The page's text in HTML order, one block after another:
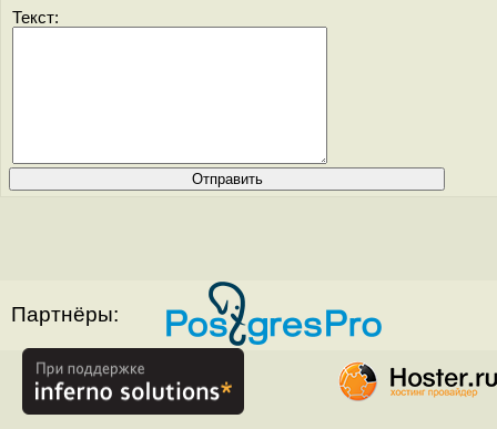
Текст:
Партнёры: